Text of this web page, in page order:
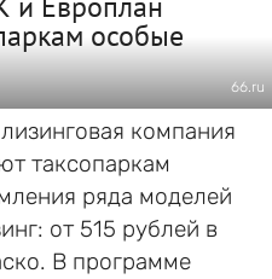
особые
66.ru
компания
таксопаркам
ряда моделей
от 515 рублей в
В программе